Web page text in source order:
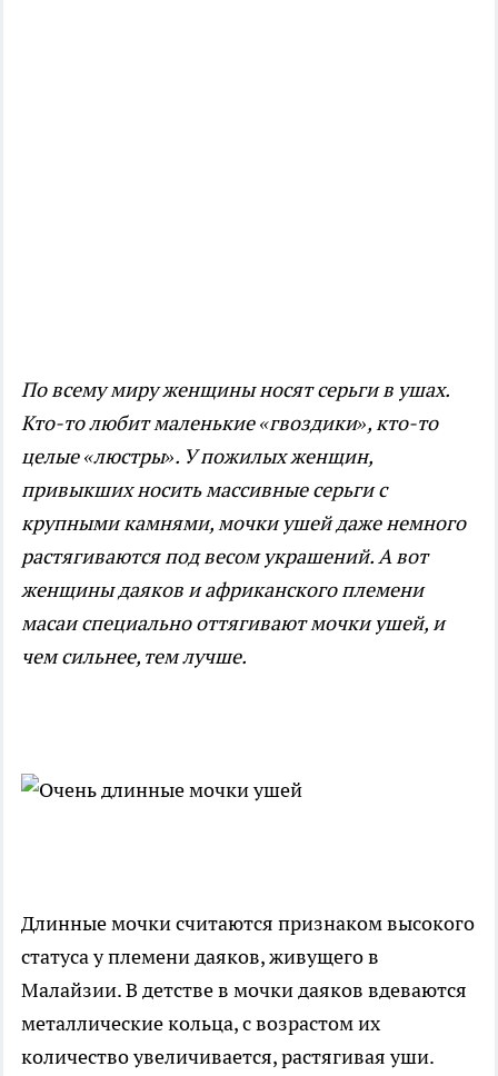
По всему миру женщины носят серьги в ушах.
Кто-то любит маленькие «гвоздики», кто-то
целые «люстры». У пожилых женщин,
привыкших носить массивные серьги с
крупными камнями, мочки ушей даже немного
растягиваются под весом украшений. А вот
женщины даяков и африканского племени
масаи специально оттягивают мочки ушей, и
чем сильнее, тем лучше.
Длинные мочки считаются признаком высокого
статуса у племени даяков, живущего в
Малайзии. В детстве в мочки даяков вдеваются
металлические кольца, с возрастом их
количество увеличивается, растягивая уши.